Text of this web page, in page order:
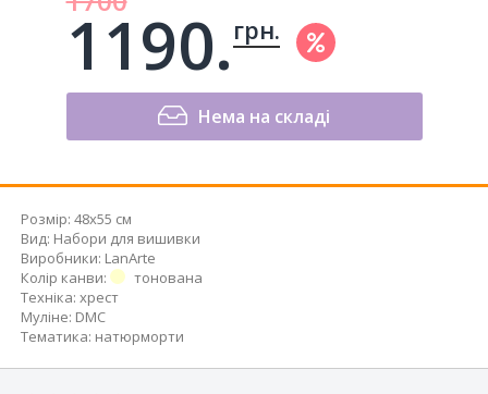
1190. грн.
Нема на складі
Розмір: 48x55 см
Вид: Набори для вишивки
Виробники: LanArte
Колір канви:
тонована
Техніка: хрест
Муліне: DMC
Тематика: натюрморти